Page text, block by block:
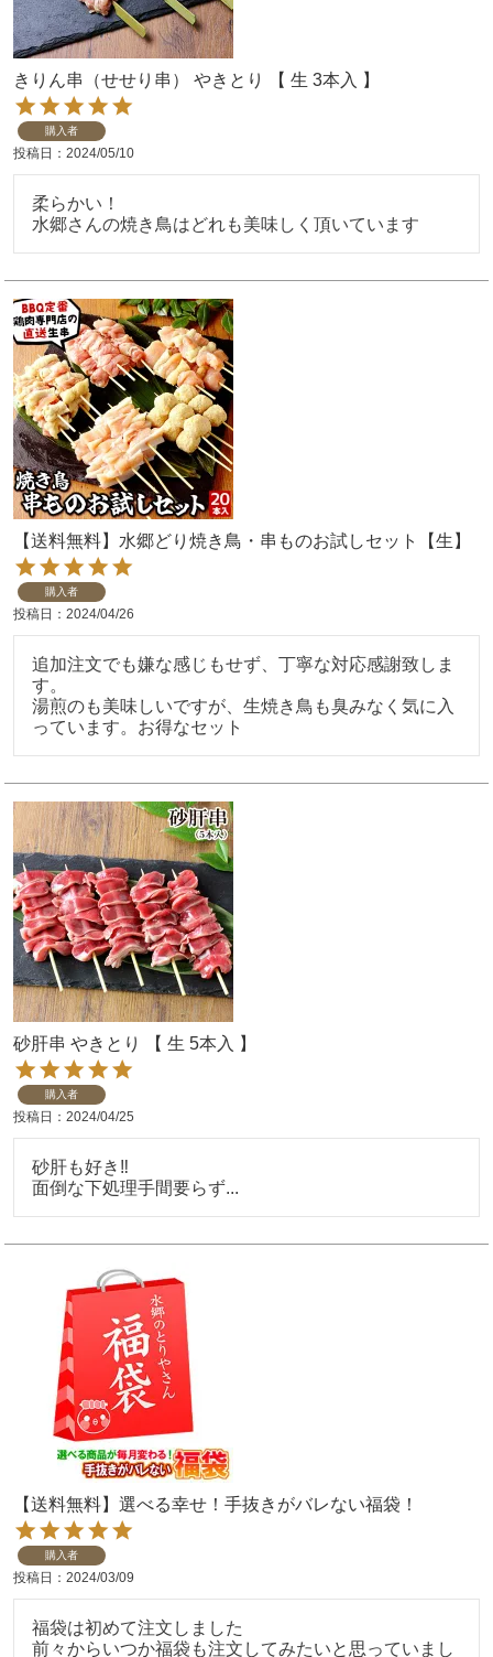
きりん串（せせり串） やきとり 【 生 3本入 】
購入者
投稿日 2024/05/10
柔らかい！
【送料無料】水郷どり焼き鳥・串ものお試しセット【生】
購入者
投稿日 2024/04/26
追加注文でも嫌な感じもせず、丁寧な対応感謝致しま
す。
湯煎のも美味しいですが、生焼き鳥も臭みなく気に入
っています。お得なセット
砂肝串 やきとり 【 生 5本入 】
購入者
投稿日 2024/04/25
砂肝も好き‼️
【送料無料】選べる幸せ！手抜きがバレない福袋！
購入者
投稿日 2024/03/09
福袋は初めて注文しました
前々からいつか福袋も注文してみたいと思っていまし